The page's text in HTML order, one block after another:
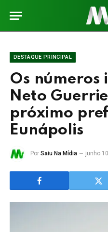
DESTAQUE PRINCIPAL
Os números
Neto
próximo
Eunápolis
Por Saiu Na Mídia junho